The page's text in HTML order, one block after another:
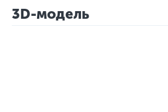
3D-модель